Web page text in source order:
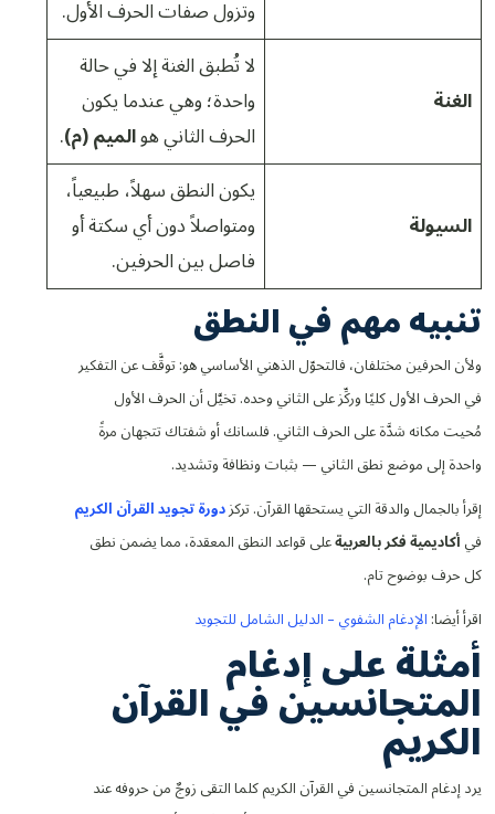
وتزول صفات الحرف الأول.
الغنة
لا تُطبق الغنة إلا في حالة
واحدة؛ وهي عندما يكون
الحرف الثاني هوالميم (م).
السيولة
يكون النطق سهلاً، طبيعياً،
ومتواصلاً دون أي سكتة أو
فاصل بين الحرفين.
تنبيه مهم في النطق
ولأن الحرفين مختلفان، فالتحوّل الذهني الأساسي هو: توقَّف عن التفكير
في الحرف الأول كليًا وركِّز على الثاني وحده. تخيَّل أن الحرف الأول
مُحيت مكانه شدَّة على الحرف الثاني. فلسانك أو شفتاك تتجهان مرةً
واحدة إلى موضع نطق الثاني — بثبات ونظافة وتشديد.
إقرأ بالجمال والدقة التي يستحقها القرآن. تركزدورة تجويد القرآن الكريم
فيأكاديمية فكر بالعربيةعلى قواعد النطق المعقدة، مما يضمن نطق
كل حرف بوضوح تام.
اقرأ أيضا:الإدغام الشفوي – الدليل الشامل للتجويد
أمثلة على إدغام
المتجانسين في القرآن
الكريم
يرد إدغام المتجانسين في القرآن الكريم كلما التقى زوجٌ من حروفه عند